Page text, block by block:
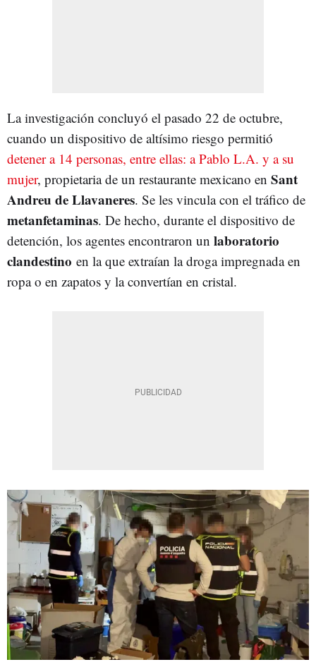
La investigación concluyó el pasado 22 de octubre,
cuando un dispositivo de altísimo riesgo permitió
detener a 14 personas, entre ellas: a Pablo L.A. y a su
mujer, propietaria de un restaurante mexicano en Sant
Andreu de Llavaneres. Se les vincula con el tráfico de
metanfetaminas. De hecho, durante el dispositivo de
detención, los agentes encontraron un laboratorio
clandestino en la que extraían la droga impregnada en
ropa o en zapatos y la convertían en cristal.